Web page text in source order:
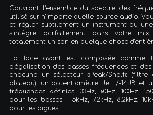
Couvrant l'ensemble du spectre des
utilisé sur n'importe quelle source audio.
et régler subtilement un instrument ou
s'intègre parfaitement dans votre
totalement un son en quelque chose
La face avant est composée comme
d'égalisation des basses fréquences et
chacune un sélecteur «Peak/Shelf»
plateau), un potentiomètre de +/-14dB et
fréquences définies. 33Hz, 60Hz, 100Hz,
pour les basses - 5kHz, 7.2kHz, 8.2kHz,
pour les aigues